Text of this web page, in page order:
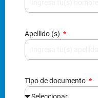
Apellido (s)
Tipo de documento